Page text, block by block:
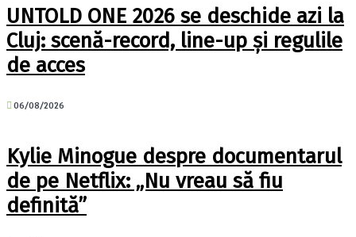
UNTOLD ONE 2026 se deschide azi la
Cluj: scenă-record, line-up și regulile
de acces
06/08/2026
Kylie Minogue despre documentarul
de pe Netflix: „Nu vreau să fiu
definită”